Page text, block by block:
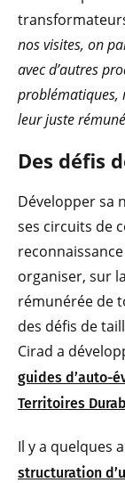
nos visites, on
avec d’autres
problématiques,
leur juste
Des défis
Développer sa
ses circuits de
organiser, sur
rémunérée de
des défis de
Cirad a
guides d’auto-
Territoires
Il y a quelques
structuration